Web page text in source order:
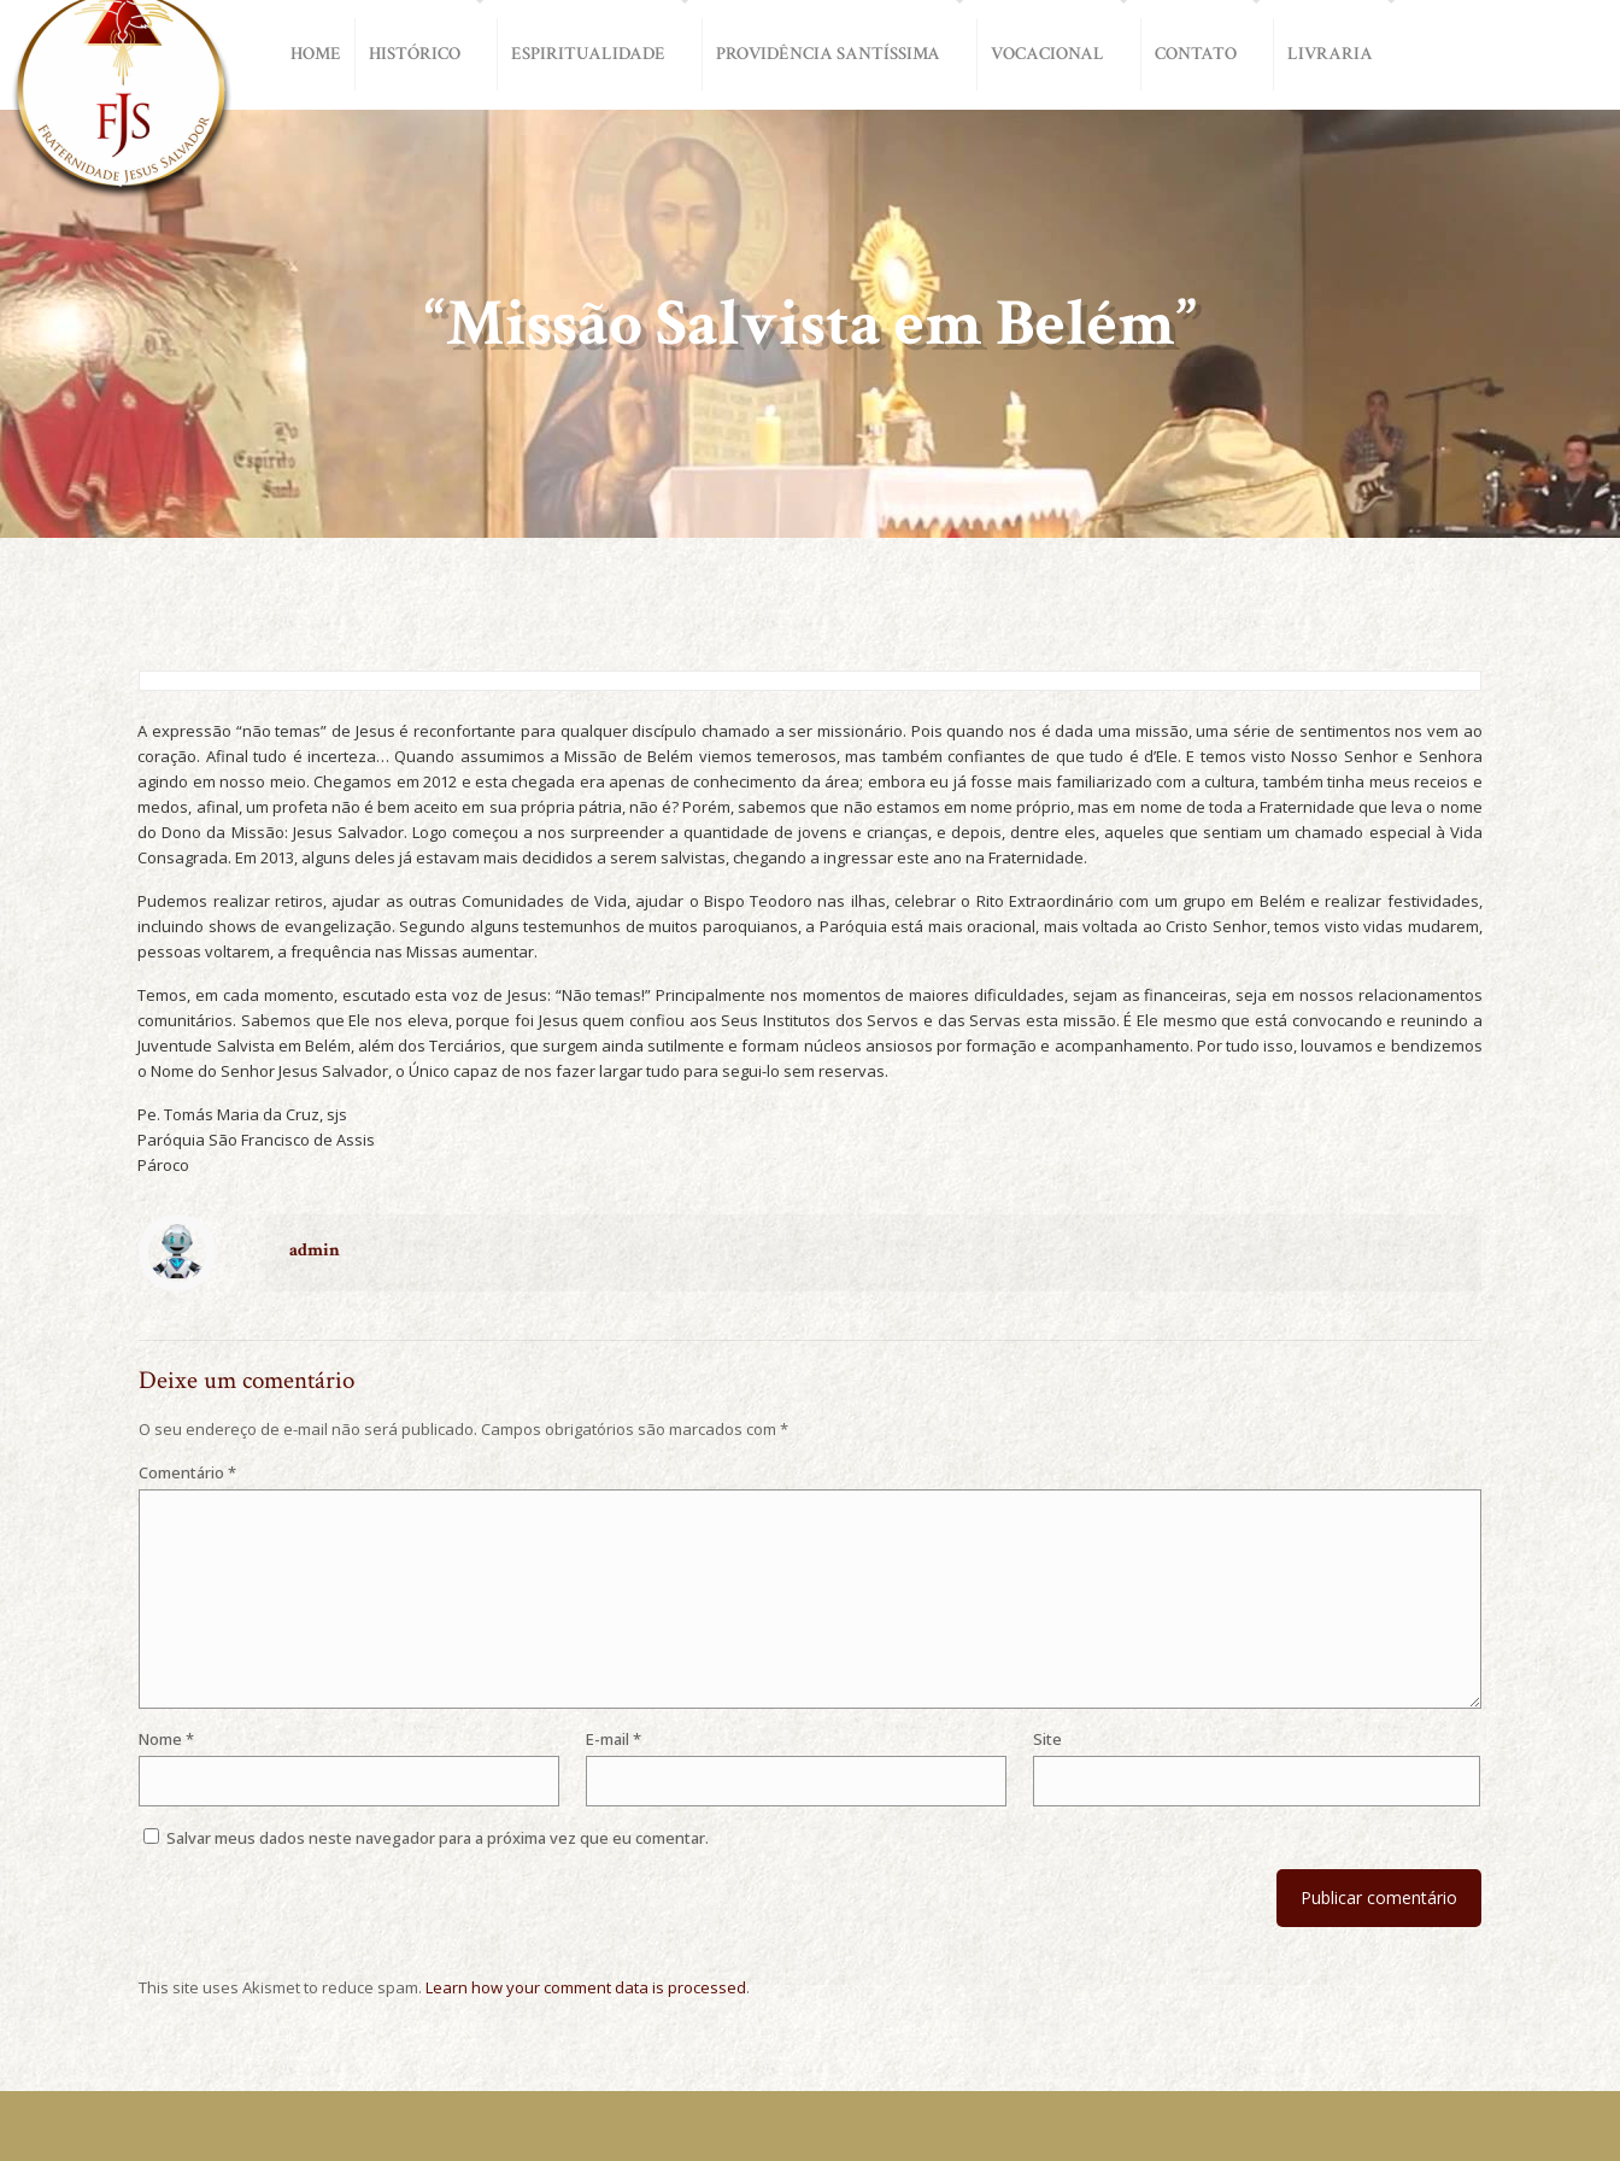
HOME HISTÓRICO ESPIRITUALIDADE PROVIDÊNCIA SANTÍSSIMA VOCACIONAL CONTATO LIVRARIA
“Missão Salvista em Belém”
A expressão “não temas” de Jesus é reconfortante para qualquer discípulo chamado a ser missionário. Pois quando nos é dada uma missão, uma série de sentimentos nos vem ao
coração. Afinal tudo é incerteza… Quando assumimos a Missão de Belém viemos temerosos, mas também confiantes de que tudo é d’Ele. E temos visto Nosso Senhor e Senhora
agindo em nosso meio. Chegamos em 2012 e esta chegada era apenas de conhecimento da área; embora eu já fosse mais familiarizado com a cultura, também tinha meus receios e
medos, afinal, um profeta não é bem aceito em sua própria pátria, não é? Porém, sabemos que não estamos em nome próprio, mas em nome de toda a Fraternidade que leva o nome
do Dono da Missão: Jesus Salvador. Logo começou a nos surpreender a quantidade de jovens e crianças, e depois, dentre eles, aqueles que sentiam um chamado especial à Vida
Consagrada. Em 2013, alguns deles já estavam mais decididos a serem salvistas, chegando a ingressar este ano na Fraternidade.
Pudemos realizar retiros, ajudar as outras Comunidades de Vida, ajudar o Bispo Teodoro nas ilhas, celebrar o Rito Extraordinário com um grupo em Belém e realizar festividades,
incluindo shows de evangelização. Segundo alguns testemunhos de muitos paroquianos, a Paróquia está mais oracional, mais voltada ao Cristo Senhor, temos visto vidas mudarem,
pessoas voltarem, a frequência nas Missas aumentar.
Temos, em cada momento, escutado esta voz de Jesus: “Não temas!” Principalmente nos momentos de maiores dificuldades, sejam as financeiras, seja em nossos relacionamentos
comunitários. Sabemos que Ele nos eleva, porque foi Jesus quem confiou aos Seus Institutos dos Servos e das Servas esta missão. É Ele mesmo que está convocando e reunindo a
Juventude Salvista em Belém, além dos Terciários, que surgem ainda sutilmente e formam núcleos ansiosos por formação e acompanhamento. Por tudo isso, louvamos e bendizemos
o Nome do Senhor Jesus Salvador, o Único capaz de nos fazer largar tudo para segui-lo sem reservas.
Pe. Tomás Maria da Cruz, sjs
Paróquia São Francisco de Assis
Pároco
admin
Deixe um comentário
O seu endereço de e-mail não será publicado. Campos obrigatórios são marcados com *
Comentário *
Nome * E-mail * Site
Salvar meus dados neste navegador para a próxima vez que eu comentar.
This site uses Akismet to reduce spam. Learn how your comment data is processed.